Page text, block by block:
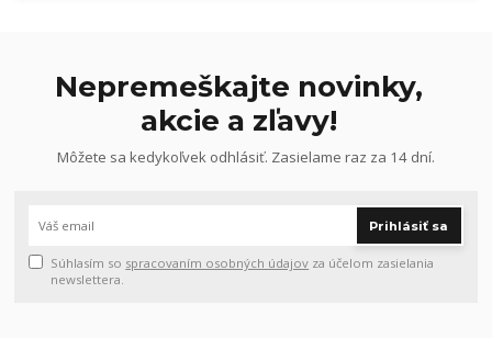
Nepremeškajte novinky,
akcie a zľavy!
Môžete sa kedykoľvek odhlásiť. Zasielame raz za 14 dní.
Prihlásiť sa
Súhlasím so spracovaním osobných údajov za účelom zasielania
newslettera.